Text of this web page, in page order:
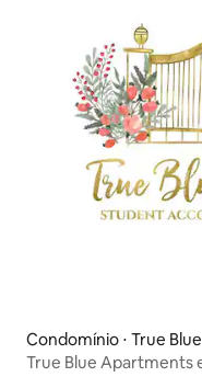
Condomínio ⋅ True Blue